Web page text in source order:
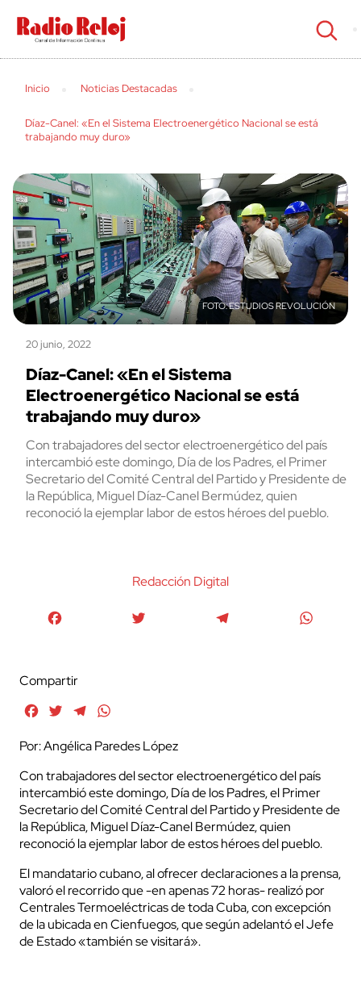
cerrar
Inicio Noticias Destacadas
Díaz-Canel: «En el Sistema Electroenergético Nacional se está
trabajando muy duro»
ESTUDIOS REVOLUCIÓN
20 junio, 2022
Díaz-Canel: «En el Sistema
Electroenergético Nacional se está
trabajando muy duro»
Con trabajadores del sector electroenergético del país
intercambió este domingo, Día de los Padres, el Primer
Secretario del Comité Central del Partido y Presidente de
la República, Miguel Díaz-Canel Bermúdez, quien
reconoció la ejemplar labor de estos héroes del pueblo.
Redacción Digital
Compartir
FacebookTwitterTelegram
Por: Angélica Paredes López
Con trabajadores del sector electroenergético del país
intercambió este domingo, Día de los Padres, el Primer
Secretario del Comité Central del Partido y Presidente de
la República, Miguel Díaz-Canel Bermúdez, quien
reconoció la ejemplar labor de estos héroes del pueblo.
El mandatario cubano, al ofrecer declaraciones a la prensa,
valoró el recorrido que -en apenas 72 horas- realizó por
Centrales Termoeléctricas de toda Cuba, con excepción
de la ubicada en Cienfuegos, que según adelantó el Jefe
de Estado «también se visitará».